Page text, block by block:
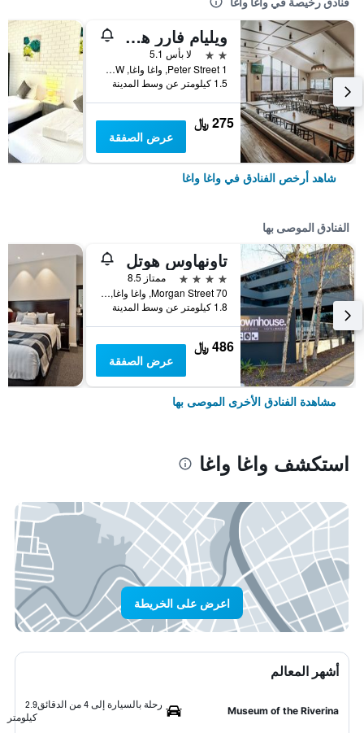
ويليام فارر هوتل
2 نجمتين
لا بأس 5.1
1 Peter Street, واغا واغا, NSW, أستراليا
1.5 كيلومتر عن وسط المدينة
275 ﷼
عرض الصفقة
شاهد أرخص الفنادق في واغا واغا
الفنادق الموصى بها
تاونهاوس هوتل
4 نجوم
ممتاز 8.5
70 Morgan Street, واغا واغا, NSW, أستراليا
1.8 كيلومتر عن وسط المدينة
486 ﷼
عرض الصفقة
مشاهدة الفنادق الأخرى الموصى بها
استكشف واغا واغا
اعرض على الخريطة
أشهر المعالم
Museum of the Riverina
رحلة بالسيارة إلى 4 من الدقائق
2.9
كيلومتر